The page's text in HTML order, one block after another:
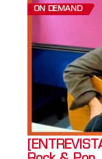
ON DEMAND